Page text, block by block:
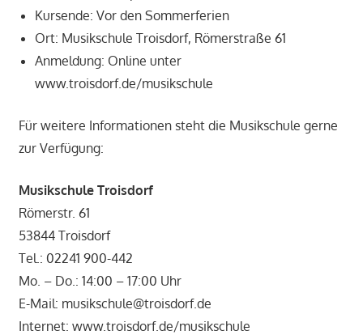
Kursende: Vor den Sommerferien
Ort: Musikschule Troisdorf, Römerstraße 61
Anmeldung: Online unter
www.troisdorf.de/musikschule
Für weitere Informationen steht die Musikschule gerne
zur Verfügung:
Musikschule Troisdorf
Römerstr. 61
53844 Troisdorf
Tel.: 02241 900-442
Mo. – Do.: 14:00 – 17:00 Uhr
E-Mail: musikschule@troisdorf.de
Internet: www.troisdorf.de/musikschule